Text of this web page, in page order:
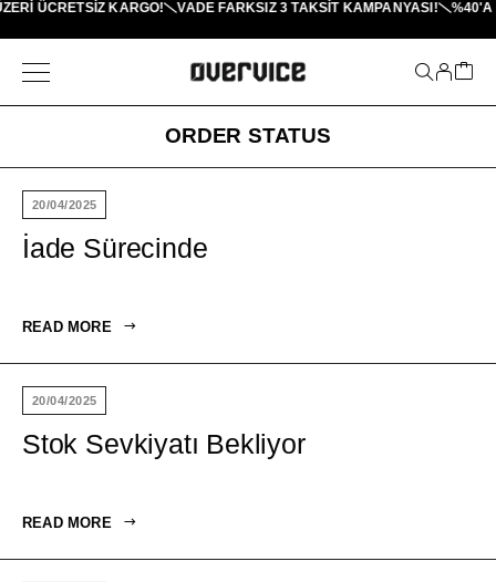
ÜCRETSİZ KARGO! VADE FARKSIZ 3 TAKSIT KAMPANYASI! %40'A
ORDER STATUS
20/04/2025
İade Sürecinde
READ MORE
20/04/2025
Stok Sevkiyatı Bekliyor
READ MORE